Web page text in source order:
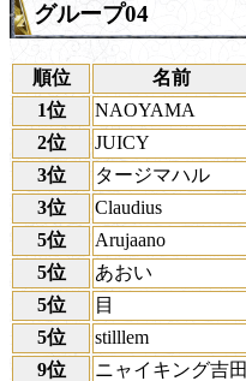
グループ04
順位
名前
1位
NAOYAMA
2位
JUICY
3位
タージマハル
3位
Claudius
5位
Arujaano
5位
あおい
5位
目
5位
stilllem
9位
ニャイキング吉田